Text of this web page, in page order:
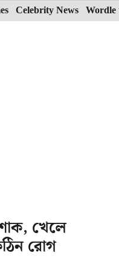
Celebrity News Wordle
খেলে
রোগ